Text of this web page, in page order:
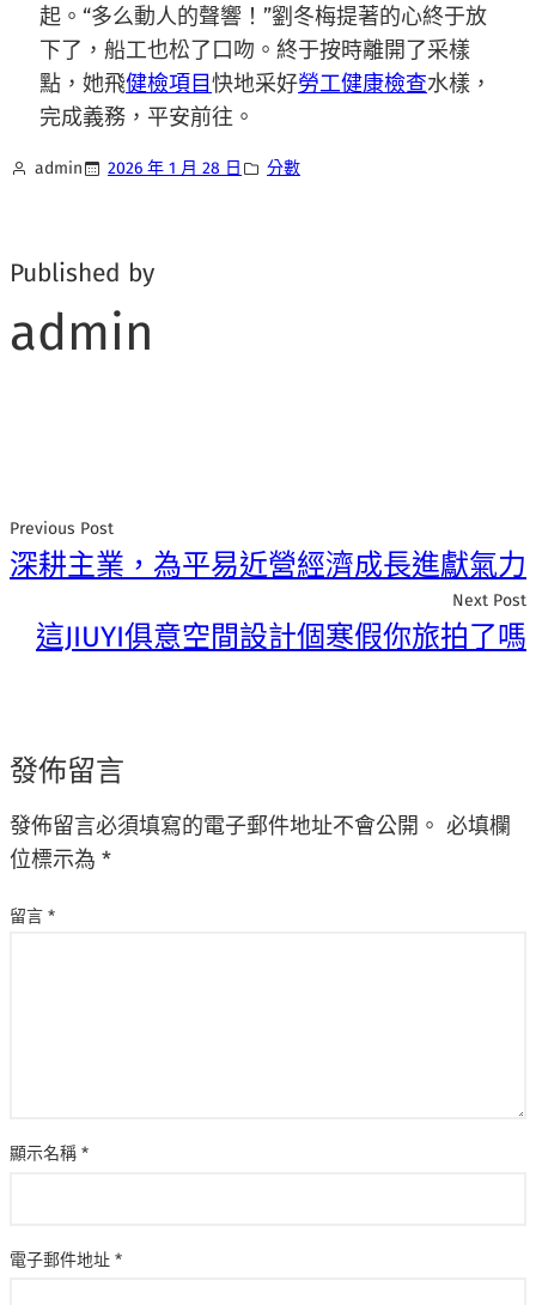
起。“多么動人的聲響！”劉冬梅提著的心終于放
下了，船工也松了口吻。終于按時離開了采樣
點，她飛健檢項目快地采好勞工健康檢查水樣，
完成義務，平安前往。
admin 2026 年 1 月 28 日 分數
Published by
admin
Previous Post
深耕主業，為平易近營經濟成長進獻氣力
Next Post
這JIUYI俱意空間設計個寒假你旅拍了嗎
發佈留言
發佈留言必須填寫的電子郵件地址不會公開。 必填欄
位標示為 *
留言 *
顯示名稱 *
電子郵件地址 *